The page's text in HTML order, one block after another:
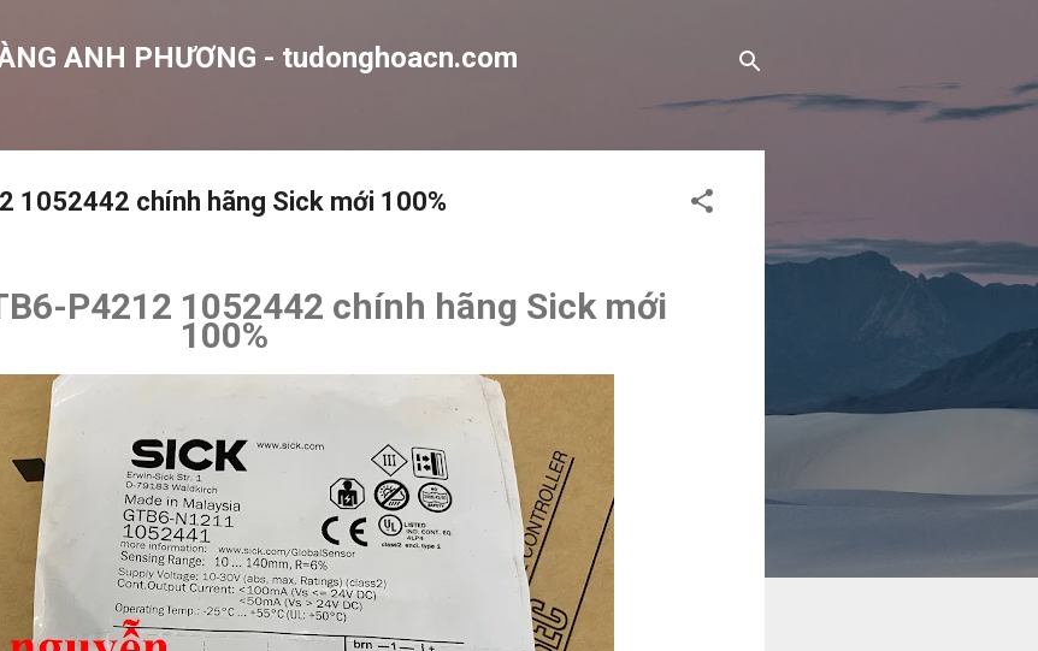
ANH PHƯƠNG - tudonghoacn.com
1052442 chính hãng Sick mới 100%
P4212 1052442 chính hãng Sick mới
100%